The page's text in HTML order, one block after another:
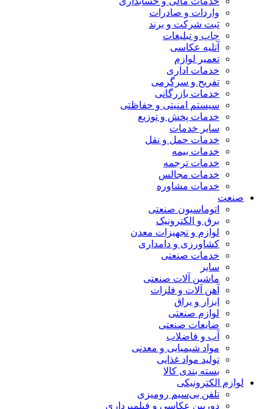
واردات و صادرات
ثبت شرکت و برند
چاپ و تبلیغات
آتلیه عکاسی
تعمیر لوازم
خدمات اداری
تفریح و سرگرمی
خدمات بازرگانی
سیستم امنیتی و حفاظتی
خدمات پخش و توزیع
سایر خدمات
خدمات حمل و نقل
خدمات بیمه
خدمات ترجمه
خدمات مجالس
خدمات مشاوره
صنعت
اتوماسیون صنعتی
برق و الکترونیک
لوازم و تجهیزات معدن
کشاورزی و دامداری
خدمات صنعتی
سایر
ماشین آلات صنعتی
آهن آلات و فلزات
ابزار و یراق
لوازم صنعتی
ضایعات صنعتی
آب و فاضلاب
مواد شیمیایی و معدنی
تولید مواد غذایی
بسته بندی کالا
لوازم الکترونیکی
تلفن بی‌سیم رومیزی
دوربین عکاسی و فیلمبرداری